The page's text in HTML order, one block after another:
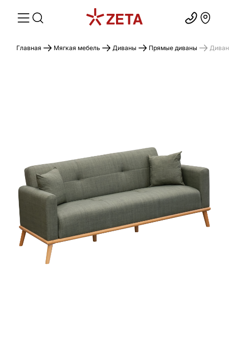
Главная Мягкая мебель Диваны Прямые диваны